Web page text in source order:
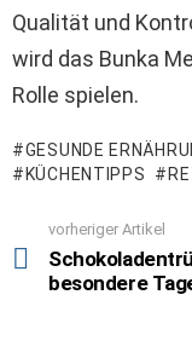
Qualität und
wird das Bunka
Rolle spielen.
GESUNDE
KÜCHENTIPPS
more
vorheriger Artikel
besondere